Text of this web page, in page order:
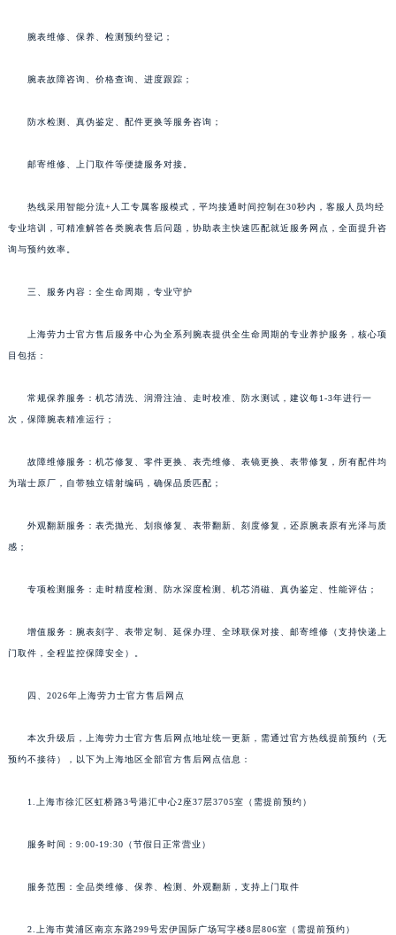
腕表维修、保养、检测预约登记；
腕表故障咨询、价格查询、进度跟踪；
防水检测、真伪鉴定、配件更换等服务咨询；
邮寄维修、上门取件等便捷服务对接。
热线采用智能分流+人工专属客服模式，平均接通时间控制在30秒内，客服人员均经
专业培训，可精准解答各类腕表售后问题，协助表主快速匹配就近服务网点，全面提升咨
询与预约效率。
三、服务内容：全生命周期，专业守护
上海劳力士官方售后服务中心为全系列腕表提供全生命周期的专业养护服务，核心项
目包括：
常规保养服务：机芯清洗、润滑注油、走时校准、防水测试，建议每1-3年进行一
次，保障腕表精准运行；
故障维修服务：机芯修复、零件更换、表壳维修、表镜更换、表带修复，所有配件均
为瑞士原厂，自带独立镭射编码，确保品质匹配；
外观翻新服务：表壳抛光、划痕修复、表带翻新、刻度修复，还原腕表原有光泽与质
感；
专项检测服务：走时精度检测、防水深度检测、机芯消磁、真伪鉴定、性能评估；
增值服务：腕表刻字、表带定制、延保办理、全球联保对接、邮寄维修（支持快递上
门取件，全程监控保障安全）。
四、2026年上海劳力士官方售后网点
本次升级后，上海劳力士官方售后网点地址统一更新，需通过官方热线提前预约（无
预约不接待），以下为上海地区全部官方售后网点信息：
1.上海市徐汇区虹桥路3号港汇中心2座37层3705室（需提前预约）
服务时间：9:00-19:30（节假日正常营业）
服务范围：全品类维修、保养、检测、外观翻新，支持上门取件
2.上海市黄浦区南京东路299号宏伊国际广场写字楼8层806室（需提前预约）